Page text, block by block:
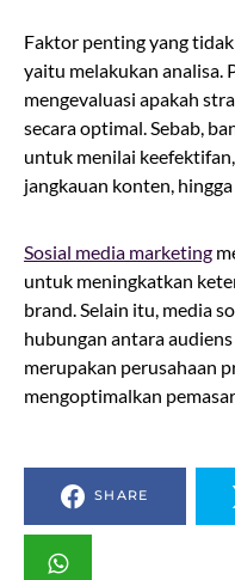
Faktor penting yang
yaitu melakukan analisa.
mengevaluasi apakah
secara optimal. Sebab,
untuk menilai
jangkauan konten,
Sosial media marketing
untuk meningkatkan
brand. Selain itu, media
hubungan antara
merupakan perusahaan
mengoptimalkan
SHARE